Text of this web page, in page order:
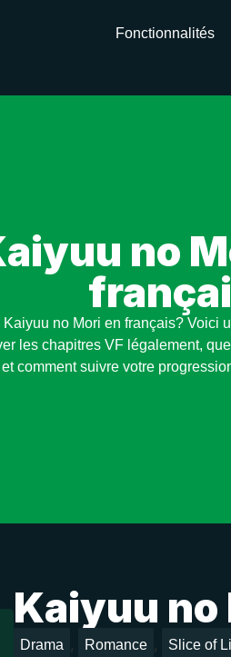
Fonctionnalités
clic
no
no Mori en français? Voici
les chapitres VF légalement,
comment suivre votre
Kaiyuu no
Drama Romance Slice of